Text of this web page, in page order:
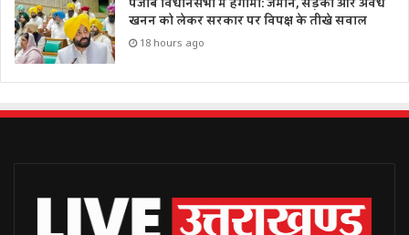
खनन को लेकर सरकार पर विपक्ष के तीखे सवाल
18 hours ago